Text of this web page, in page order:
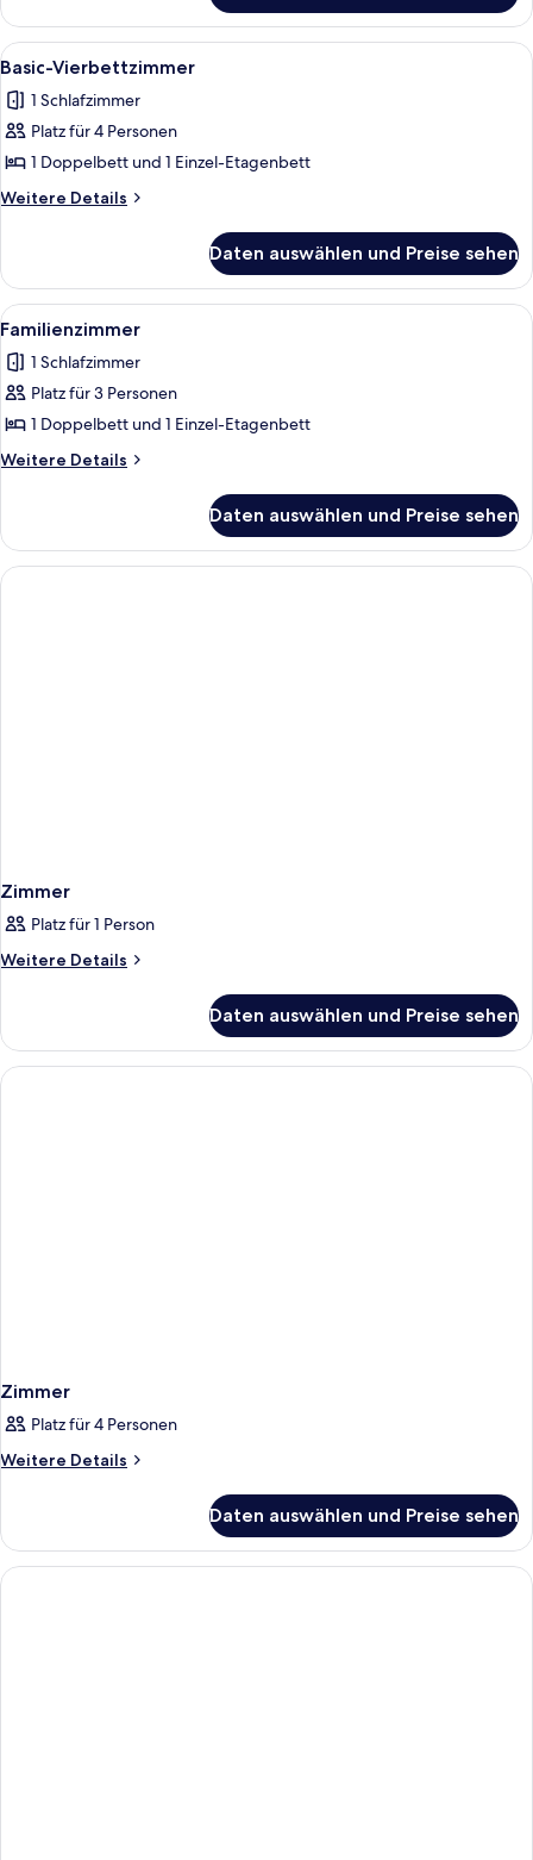
Dreibettzimmer
Alle
Fotos
für
Basic-
Vierbettzimmer
anzeigen
Ein Schlafzimmer mit Bett,
12
Basic-Vierbettzimmer
1 Schlafzimmer
Platz für 4 Personen
1 Doppelbett und 1 Einzel-Etagenbett
Weitere Details
Weitere
Vierbettzimmer
Daten auswählen und Preise sehen
Alle
Fotos
für
Familienzimmer
anzeigen
Ein Schlafzimmer mit einem großen
14
Familienzimmer
1 Schlafzimmer
Platz für 3 Personen
1 Doppelbett und 1 Einzel-Etagenbett
Weitere Details
Weitere
Daten auswählen und Preise sehen
Zimmer
Platz für 1 Person
Weitere Details
Weitere
Daten auswählen und Preise sehen
Zimmer
Platz für 4 Personen
Weitere Details
Weitere
Daten auswählen und Preise sehen